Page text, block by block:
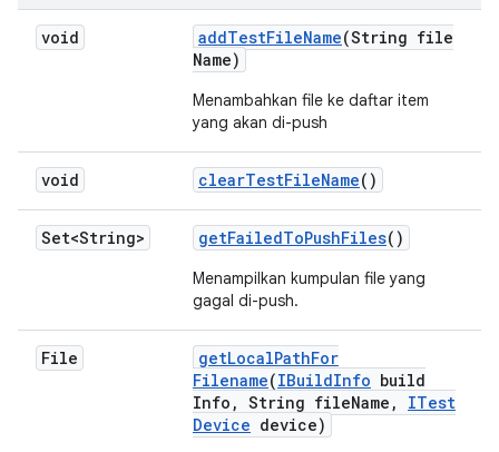
void addTestFileName(String file
Name)
Menambahkan file ke daftar item
yang akan di-push
void clearTestFileName()
Set<String> getFailedToPushFiles()
Menampilkan kumpulan file yang
gagal di-push.
File getLocalPathFor
Filename(IBuildInfo build
Info , String fileName ,
ITest
Device device)